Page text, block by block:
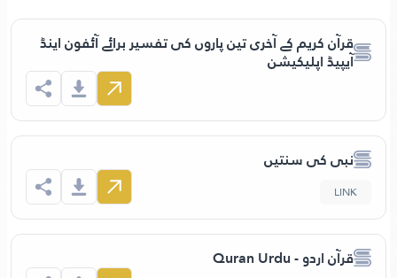
قرآن كريم كے آخری تین پاروں کی تفسیر برائے آئفون اینڈ
آیپیڈ اپلیکیشن
نبی کی سنتیں
LINK
قرآن اردو - Quran Urdu